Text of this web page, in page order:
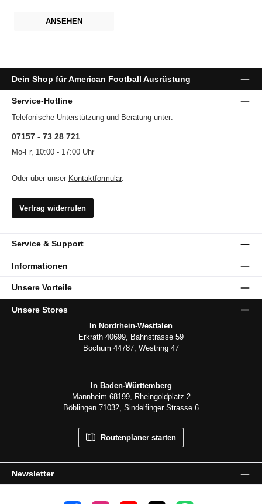
ANSEHEN
Dein Shop für American Football Ausrüstung
Service-Hotline
Telefonische Unterstützung und Beratung unter:
07157 - 73 28 721
Mo-Fr, 10:00 - 17:00 Uhr
Oder über unser Kontaktformular.
Vertrag widerrufen
Service & Support
Informationen
Unsere Vorteile
Newsletter
Unsere Stores
In Nordrhein-Westfalen
Erkrath 40699, Bahnstrasse 59
Bochum 44787, Westring 47
In Baden-Württemberg
Mannheim 68199, Rheingoldplatz 2
Böblingen 71032, Sindelfinger Strasse 6
Routenplaner starten